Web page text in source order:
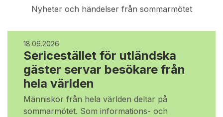
Nyheter och händelser från sommarmötet
18.06.2026
Sericestället för utländska
gäster servar besökare från
hela världen
Människor från hela världen deltar på
sommarmötet. Som informations- och